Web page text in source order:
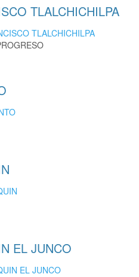
TLALCHICHILPA
TLALCHICHILPA
EL JUNCO
EL JUNCO